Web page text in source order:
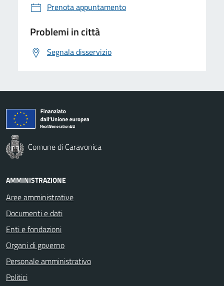
Prenota appuntamento
Problemi in città
Segnala disservizio
Comune di Caravonica
AMMINISTRAZIONE
Aree amministrative
Documenti e dati
Enti e fondazioni
Organi di governo
Personale amministrativo
Politici